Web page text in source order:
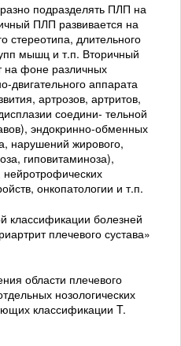
подразделять ПЛП на
ПЛП развивается на
стереотипа, длительного
мышц и т.п. Вторичный
на фоне различных
двигательного аппарата
артрозов, артритов,
соедини- тельной
эндокринно-обменных
нарушений жирового,
гиповитаминоза),
нейротрофических
онкопатологии и т.п.
классификации болезней
плечевого сустава»
области плечевого
нозологических
классификации T.